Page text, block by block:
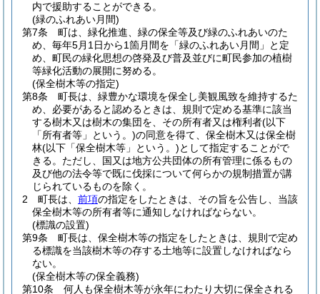
内で援助することができる。
(緑のふれあい月間)
第7条
町は、緑化推進、緑の保全等及び緑のふれあいのた
め、毎年5月1日から1箇月間を「緑のふれあい月間」と定
め、町民の緑化思想の啓発及び普及並びに町民参加の植樹
等緑化活動の展開に努める。
(保全樹木等の指定)
第8条
町長は、緑豊かな環境を保全し美観風致を維持するた
め、必要があると認めるときは、規則で定める基準に該当
する樹木又は樹木の集団を、その所有者又は権利者(以下
「所有者等」という。)の同意を得て、保全樹木又は保全樹
林(以下「保全樹木等」という。)として指定することがで
きる。 ただし、国又は地方公共団体の所有管理に係るもの
及び他の法令等で既に伐採について何らかの規制措置が講
じられているものを除く。
2
町長は、 前項の指定をしたときは、その旨を公告し、当該
保全樹木等の所有者等に通知しなければならない。
(標識の設置)
第9条
町長は、保全樹木等の指定をしたときは、規則で定め
る標識を当該樹木等の存する土地等に設置しなければなら
ない。
(保全樹木等の保全義務)
第10条
何人も保全樹木等が永年にわたり大切に保全される